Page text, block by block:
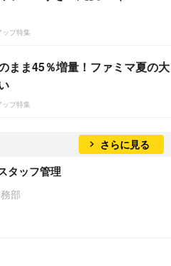
プ特集
まま45％増量！ファミマ夏の大
プ特集
さらに見る
タッフ管理
部